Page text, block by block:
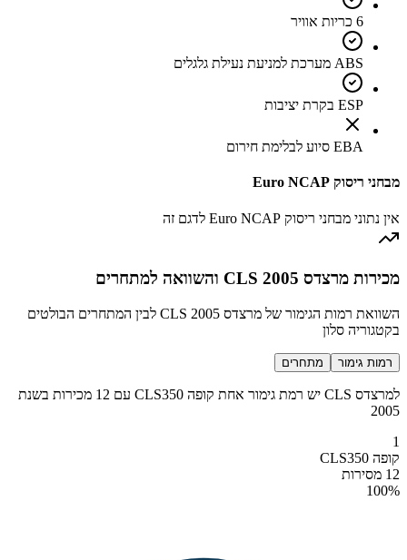
6 כריות אוויר
ABS מערכת למניעת נעילת גלגלים
ESP בקרת יציבות
EBA סיוע לבלימת חירום
מבחני ריסוק Euro NCAP
אין נתוני מבחני ריסוק Euro NCAP לדגם זה
מכירות מרצדס CLS 2005 והשוואה למתחרים
השוואת רמות הגימור של מרצדס CLS 2005 לבין המתחרים הבולטים
בקטגוריה סלון
רמות גימור מתחרים
למרצדס CLS יש רמת גימור אחת קופה CLS350 עם 12 מכירות בשנת
2005
1
קופה CLS350
12 מסירות
100%